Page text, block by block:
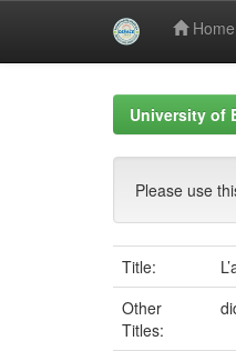
Home
University of
Please use
Title:
Other
Titles: